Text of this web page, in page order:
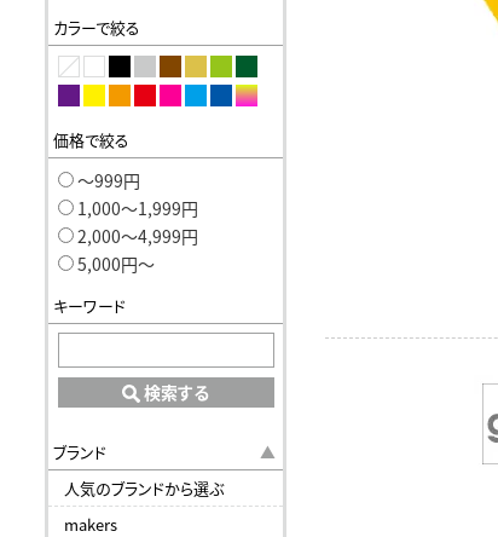
カラーで絞る
価格で絞る
〜999円
1,000〜1,999円
2,000〜4,999円
5,000円〜
キーワード
検索する
ブランド
人気のブランドから選ぶ
makers